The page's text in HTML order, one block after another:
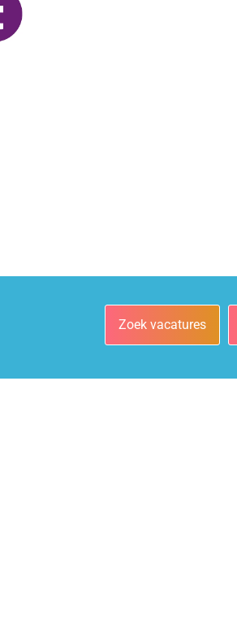
Zoek vacatures